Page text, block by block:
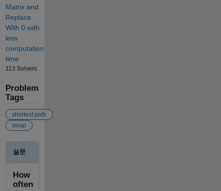
Matrix and
Replace
With 0 with
less
computation
time
113 Solvers
Problem
Tags
shortest path
swap